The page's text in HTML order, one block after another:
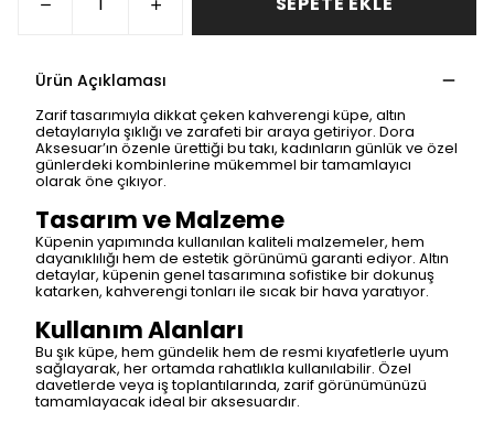
Ürün Açıklaması
Zarif tasarımıyla dikkat çeken kahverengi küpe, altın
detaylarıyla şıklığı ve zarafeti bir araya getiriyor. Dora
Aksesuar’ın özenle ürettiği bu takı, kadınların günlük ve özel
günlerdeki kombinlerine mükemmel bir tamamlayıcı
olarak öne çıkıyor.
Tasarım ve Malzeme
Küpenin yapımında kullanılan kaliteli malzemeler, hem
dayanıklılığı hem de estetik görünümü garanti ediyor. Altın
detaylar, küpenin genel tasarımına sofistike bir dokunuş
katarken, kahverengi tonları ile sıcak bir hava yaratıyor.
Kullanım Alanları
Bu şık küpe, hem gündelik hem de resmi kıyafetlerle uyum
sağlayarak, her ortamda rahatlıkla kullanılabilir. Özel
davetlerde veya iş toplantılarında, zarif görünümünüzü
tamamlayacak ideal bir aksesuardır.